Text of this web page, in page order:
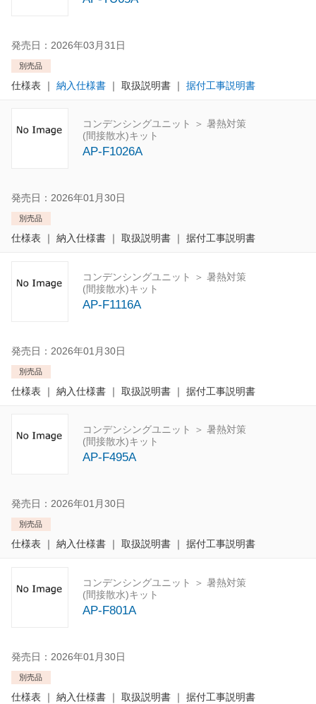
発売日：2026年03月31日
別売品
仕様表 ｜ 納入仕様書 ｜ 取扱説明書｜ 据付工事説明書
コンデンシングユニット ＞ 暑熱対策
(間接散水)キット
AP-F1026A
発売日：2026年01月30日
別売品
仕様表 ｜ 納入仕様書｜ 取扱説明書｜ 据付工事説明書
コンデンシングユニット ＞ 暑熱対策
(間接散水)キット
AP-F1116A
発売日：2026年01月30日
別売品
仕様表 ｜ 納入仕様書｜ 取扱説明書｜ 据付工事説明書
コンデンシングユニット ＞ 暑熱対策
(間接散水)キット
AP-F495A
発売日：2026年01月30日
別売品
仕様表 ｜ 納入仕様書｜ 取扱説明書｜ 据付工事説明書
コンデンシングユニット ＞ 暑熱対策
(間接散水)キット
AP-F801A
発売日：2026年01月30日
別売品
仕様表 ｜ 納入仕様書｜ 取扱説明書｜ 据付工事説明書